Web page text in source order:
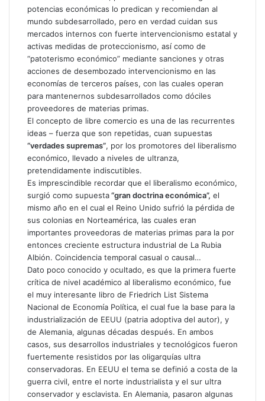
potencias económicas lo predican y recomiendan al
mundo subdesarrollado, pero en verdad cuidan sus
mercados internos con fuerte intervencionismo estatal y
activas medidas de proteccionismo, así como de
“patoterismo económico” mediante sanciones y otras
acciones de desembozado intervencionismo en las
economías de terceros países, con las cuales operan
para mantenernos subdesarrollados como dóciles
proveedores de materias primas.
El concepto de libre comercio es una de las recurrentes
ideas – fuerza que son repetidas, cuan supuestas
“verdades supremas”, por los promotores del liberalismo
económico, llevado a niveles de ultranza,
pretendidamente indiscutibles.
Es imprescindible recordar que el liberalismo económico,
surgió como supuesta“gran doctrina económica”, el
mismo año en el cual el Reino Unido sufrió la pérdida de
sus colonias en Norteamérica, las cuales eran
importantes proveedoras de materias primas para la por
entonces creciente estructura industrial de La Rubia
Albión. Coincidencia temporal casual o causal…
Dato poco conocido y ocultado, es que la primera fuerte
crítica de nivel académico al liberalismo económico, fue
el muy interesante libro de Friedrich List Sistema
Nacional de Economía Política, el cual fue la base para la
industrialización de EEUU (patria adoptiva del autor), y
de Alemania, algunas décadas después. En ambos
casos, sus desarrollos industriales y tecnológicos fueron
fuertemente resistidos por las oligarquías ultra
conservadoras. En EEUU el tema se definió a costa de la
guerra civil, entre el norte industrialista y el sur ultra
conservador y esclavista. En Alemania, pasaron algunas